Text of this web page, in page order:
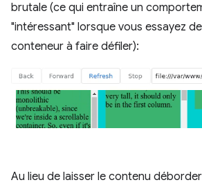
brutale (ce qui entraîne un
"intéressant" lorsque vous essayez
conteneur à faire défiler):
Au lieu de laisser le contenu